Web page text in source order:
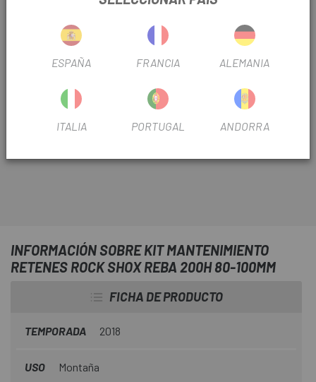
te acerca todos los elementos necesarios para el
mantenimiento y buen funcionamiento de tus
Retenes Rock Shox Reba 200h 80-100mmincluye
tras 200 horas de uso, que se recomienda en este tipo de
INFORMACIÓN SOBRE KIT MANTENIMIENTO
RETENES ROCK SHOX REBA 200H 80-100MM
FICHA DE PRODUCTO
TEMPORADA 2018
USO Montaña
ESPAÑA FRANCIA ALEMANIA
ITALIA PORTUGAL ANDORRA